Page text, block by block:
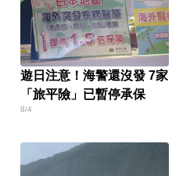
遊日注意！海警還沒發 7家
「旅平險」已暫停承保
8/4